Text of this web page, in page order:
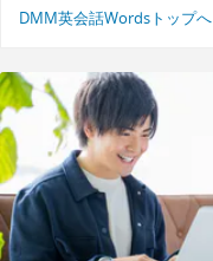
DMM英会話Wordsトップへ